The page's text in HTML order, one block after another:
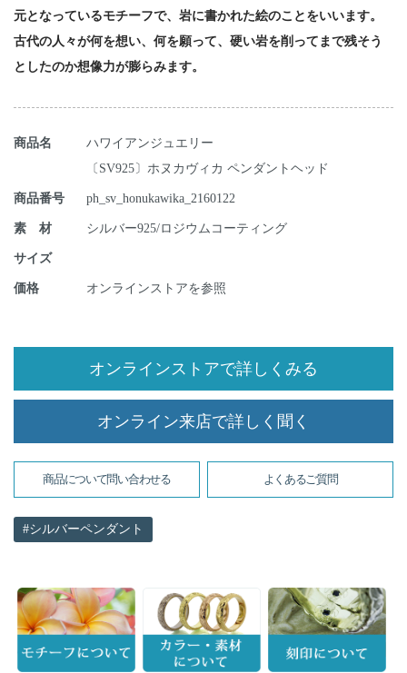
元となっているモチーフで、岩に書かれた絵のことをいいます。
古代の人々が何を想い、何を願って、硬い岩を削ってまで残そう
としたのか想像力が膨らみます。
商品名
ハワイアンジュエリー
〔SV925〕ホヌカヴィカ ペンダントヘッド
商品番号 ph_sv_honukawika_2160122
素 材 シルバー925/ロジウムコーティング
サイズ
価格 オンラインストアを参照
オンラインストアで詳しくみる
オンライン来店で詳しく聞く
商品について問い合わせる よくあるご質問
シルバーペンダント